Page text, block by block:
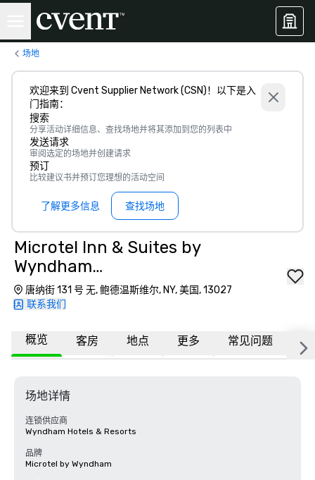
场地
欢迎来到 Cvent Supplier Network (CSN)！以下是入
门指南：
搜索
分享活动详细信息、查找场地并将其添加到您的列表中
发送请求
审阅选定的场地并创建请求
预订
比较建议书并预订您理想的活动空间
了解更多信息 查找场地
Microtel Inn & Suites by
Wyndham
Baldwinsville/Syracuse
唐纳街 131 号 无, 鲍德温斯维尔, NY, 美国, 13027
联系我们
概览 客房 地点 更多 常见问题
场地详情
连锁供应商
Wyndham Hotels & Resorts
品牌
Microtel by Wyndham